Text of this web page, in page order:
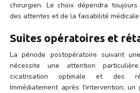
chirurgien. Le choix dépendra
des attentes et de la faisabilité
Suites opératoires et
La période postopératoire suivant
nécessite une attention
cicatrisation optimale et des
Immédiatement après l'intervention, un